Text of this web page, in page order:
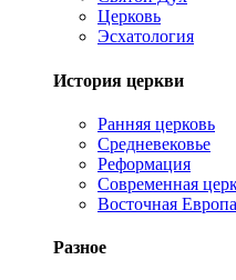
Церковь
Эсхатология
История церкви
Ранняя церковь
Средневековье
Реформация
Современная
Восточная Европа
Разное